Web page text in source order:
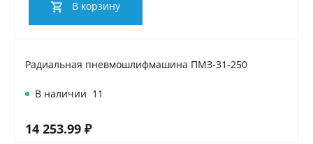
В корзину
Радиальная пневмошлифмашина ПМЗ-31-250
В наличии 11
14 253.99 ₽